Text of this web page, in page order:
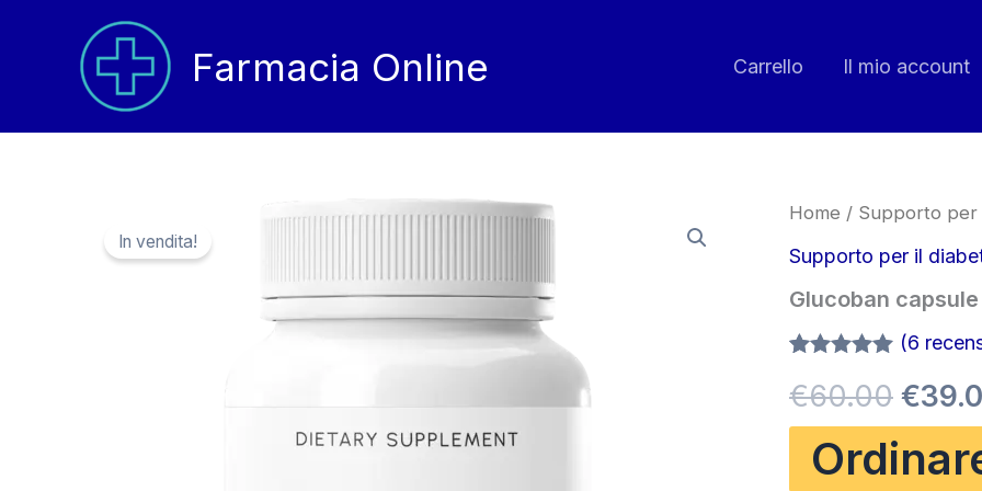
contenuto
Farmacia Online Carrello Il mio account
In vendita!
Home / Supporto per
Supporto per il
Glucoban capsule
su 5 su
base di
recensioni
(6
€60.00 Il
€